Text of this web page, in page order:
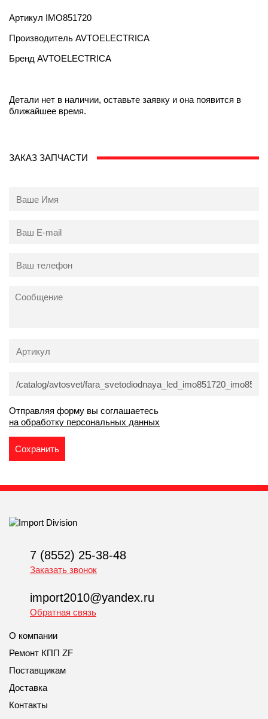
Артикул IMO851720
Производитель AVTOELECTRICA
Бренд AVTOELECTRICA
Детали нет в наличии, оставьте заявку и она появится в
ближайшее время.
ЗАКАЗ ЗАПЧАСТИ
Отправляя форму вы соглашаетесь
на обработку персональных данных
7 (8552) 25-38-48
Заказать звонок
import2010@yandex.ru
Обратная связь
О компании
Ремонт КПП ZF
Поставщикам
Доставка
Контакты